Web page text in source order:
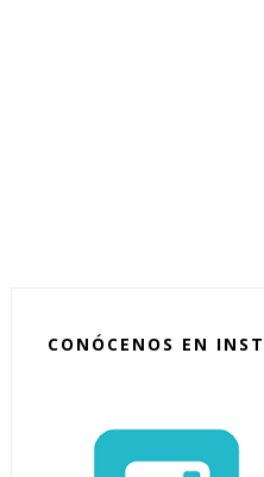
CONÓCENOS EN